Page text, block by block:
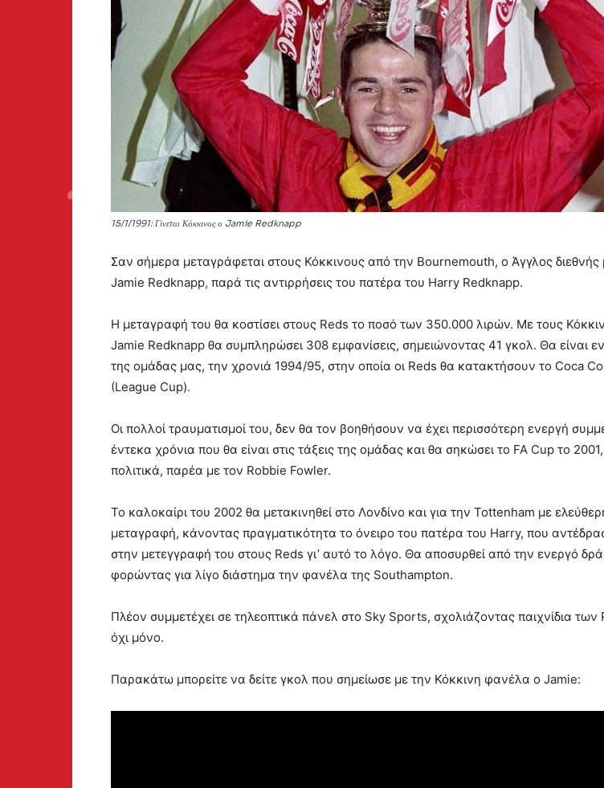
15/1/1991: Γίνεται Κόκκινος ο Jamie Redknapp
Σαν σήμερα μεταγράφεται στους Κόκκινους από την Bournemouth, ο Άγγλος διεθνής
Jamie Redknapp, παρά τις αντιρρήσεις του πατέρα του Harry Redknapp.
Η μεταγραφή του θα κοστίσει στους Reds το ποσό των 350.000 λιρών. Με τους
Jamie Redknapp θα συμπληρώσει 308 εμφανίσεις, σημειώνοντας 41 γκολ. Θα είναι
της ομάδας μας, την χρονιά 1994/95, στην οποία οι Reds θα κατακτήσουν το Coca
(League Cup).
Οι πολλοί τραυματισμοί του, δεν θα τον βοηθήσουν να έχει περισσότερη ενεργή
έντεκα χρόνια που θα είναι στις τάξεις της ομάδας και θα σηκώσει το FA Cup το
πολιτικά, παρέα με τον Robbie Fowler.
Το καλοκαίρι του 2002 θα μετακινηθεί στο Λονδίνο και για την Tottenham με
μεταγραφή, κάνοντας πραγματικότητα το όνειρο του πατέρα του Harry, που
στην μετεγγραφή του στους Reds γι’ αυτό το λόγο. Θα αποσυρθεί από την ενεργό
φορώντας για λίγο διάστημα την φανέλα της Southampton.
Πλέον συμμετέχει σε τηλεοπτικά πάνελ στο Sky Sports, σχολιάζοντας παιχνίδια των
όχι μόνο.
Παρακάτω μπορείτε να δείτε γκολ που σημείωσε με την Κόκκινη φανέλα ο Jamie: